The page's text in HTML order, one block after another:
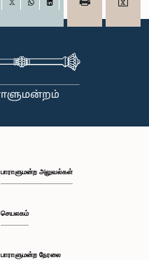
பாராளுமன்ற அலுவல்கள்
செயலகம்
பாராளுமன்ற நேரலை